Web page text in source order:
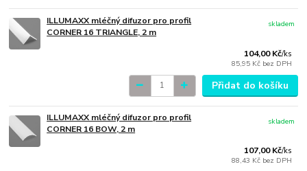
ILLUMAXX mléčný difuzor pro profil
CORNER 16 TRIANGLE, 2 m
104,00 Kč/ks
85,95 Kč bez DPH
skladem
Přidat do košíku
ILLUMAXX mléčný difuzor pro profil
CORNER 16 BOW, 2 m
107,00 Kč/ks
88,43 Kč bez DPH
skladem